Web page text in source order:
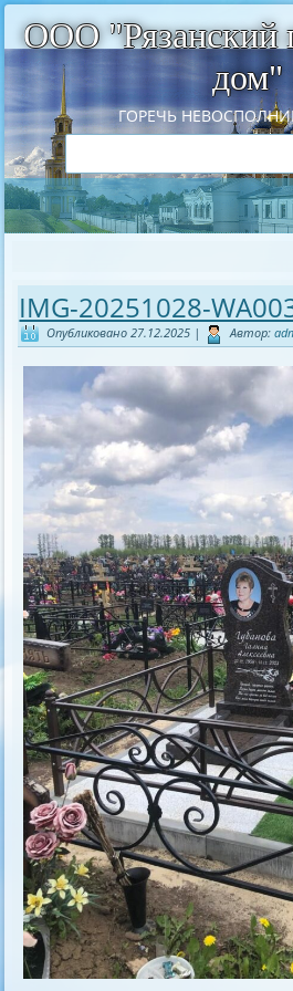
ООО "Рязанский
дом"
ГОРЕЧЬ
IMG-20251028-
Опубликовано 27.12.2025 | Автор: